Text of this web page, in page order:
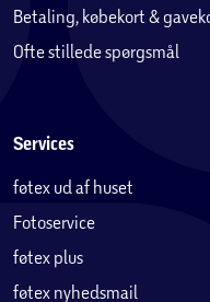
Betaling, købekort &
Ofte stillede spørgsmål
Services
føtex ud af huset
Fotoservice
føtex plus
føtex nyhedsmail